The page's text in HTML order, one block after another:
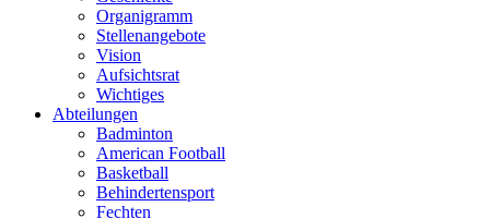
Organigramm
Stellenangebote
Vision
Aufsichtsrat
Wichtiges
Abteilungen
Badminton
American Football
Basketball
Behindertensport
Fechten